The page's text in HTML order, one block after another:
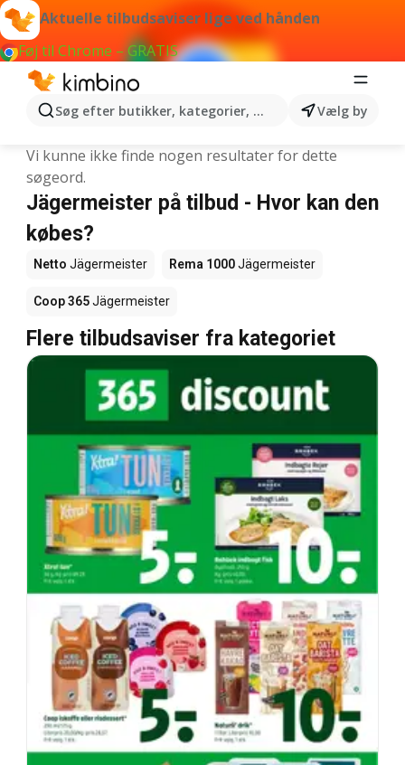
Aktuelle tilbudsaviser lige ved hånden
Føj til Chrome – GRATIS
Søg efter butikker, kategorier, produkter...Vælg by
Jägermeister
Vi kunne ikke finde nogen resultater for dette
søgeord.
Jägermeister på tilbud - Hvor kan den
købes?
Netto Jägermeister Rema 1000Jägermeister
Coop 365Jägermeister
Flere tilbudsaviser fra kategoriet